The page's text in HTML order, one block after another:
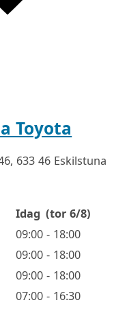
Toyota
633 46 Eskilstuna
Idag (tor 6/8)
09:00 - 18:00
09:00 - 18:00
09:00 - 18:00
07:00 - 16:30